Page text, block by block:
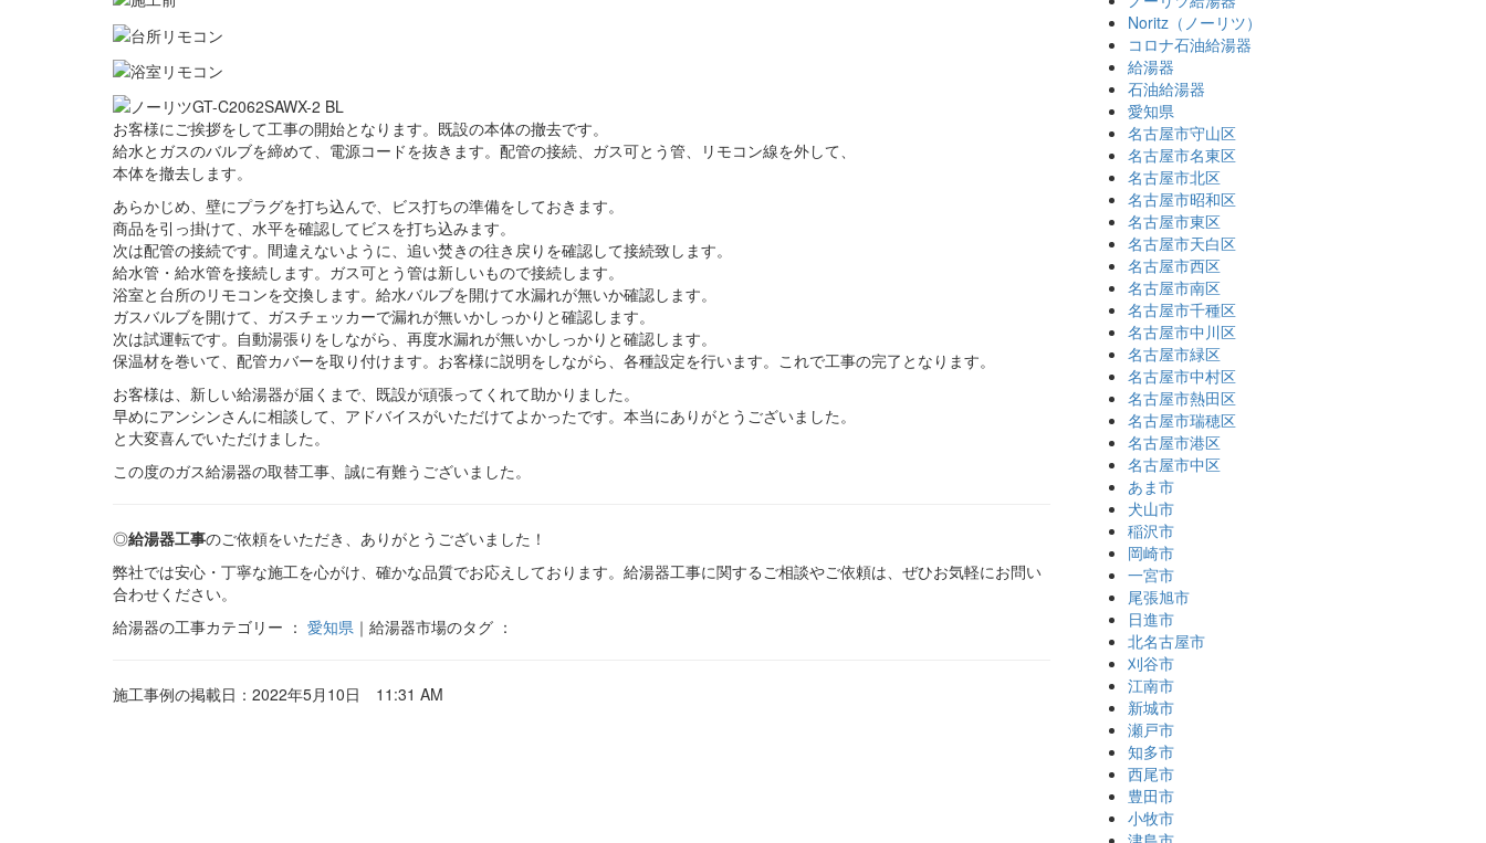
お客様にご挨拶をして工事の開始となります。既設の本体の撤去です。
給水とガスのバルブを締めて、電源コードを抜きます。配管の接続、ガス可とう管、リモコン線を外して、
本体を撤去します。
あらかじめ、壁にプラグを打ち込んで、ビス打ちの準備をしておきます。
商品を引っ掛けて、水平を確認してビスを打ち込みます。
次は配管の接続です。間違えないように、追い焚きの往き戻りを確認して接続致します。
給水管・給水管を接続します。ガス可とう管は新しいもので接続します。
浴室と台所のリモコンを交換します。給水バルブを開けて水漏れが無いか確認します。
ガスバルブを開けて、ガスチェッカーで漏れが無いかしっかりと確認します。
次は試運転です。自動湯張りをしながら、再度水漏れが無いかしっかりと確認します。
保温材を巻いて、配管カバーを取り付けます。お客様に説明をしながら、各種設定を行います。これで工事の完了となります。
お客様は、新しい給湯器が届くまで、既設が頑張ってくれて助かりました。
早めにアンシンさんに相談して、アドバイスがいただけてよかったです。本当にありがとうございました。
と大変喜んでいただけました。
この度のガス給湯器の取替工事、誠に有難うございました。
◎給湯器工事のご依頼をいただき、ありがとうございました！
弊社では安心・丁寧な施工を心がけ、確かな品質でお応えしております。給湯器工事に関するご相談やご依頼は、ぜひお気軽にお問い
合わせください。
給湯器の工事カテゴリー ： 愛知県 ｜給湯器市場のタグ ：
施工事例の掲載日：2022年5月10日 11:31 AM
Noritz（ノーリツ）
コロナ石油給湯器
給湯器
石油給湯器
愛知県
名古屋市守山区
名古屋市名東区
名古屋市北区
名古屋市昭和区
名古屋市東区
名古屋市天白区
名古屋市西区
名古屋市南区
名古屋市千種区
名古屋市中川区
名古屋市緑区
名古屋市中村区
名古屋市熱田区
名古屋市瑞穂区
名古屋市港区
名古屋市中区
あま市
犬山市
稲沢市
岡崎市
一宮市
尾張旭市
日進市
北名古屋市
刈谷市
江南市
新城市
瀬戸市
知多市
西尾市
豊田市
小牧市